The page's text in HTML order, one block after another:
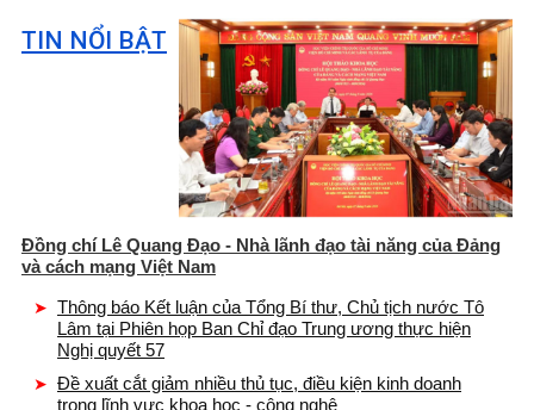
TIN NỔI BẬT
Đồng chí Lê Quang Đạo - Nhà lãnh đạo tài năng của Đảng
và cách mạng Việt Nam
Thông báo Kết luận của Tổng Bí thư, Chủ tịch nước Tô
Lâm tại Phiên họp Ban Chỉ đạo Trung ương thực hiện
Nghị quyết 57
Đề xuất cắt giảm nhiều thủ tục, điều kiện kinh doanh
trong lĩnh vực khoa học - công nghệ